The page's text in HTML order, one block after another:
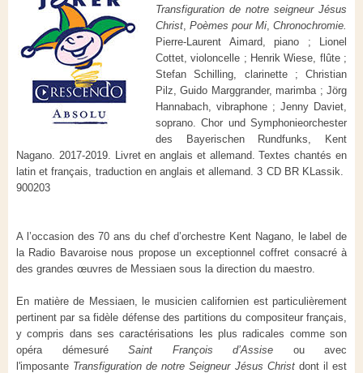
Transfiguration de notre seigneur Jésus
Christ Poèmes pour Mi Chronochromie.
Pierre-Laurent Aimard, piano ; Lionel
Cottet, violoncelle ; Henrik Wiese, flûte ;
Stefan Schilling, clarinette ; Christian
Pilz, Guido Marggrander, marimba ; Jörg
Hannabach, vibraphone ; Jenny Daviet,
soprano. Chor und Symphonieorchester
des Bayerischen Rundfunks, Kent
Nagano. 2017-2019. Livret en anglais et allemand. Textes chantés en
latin et français, traduction en anglais et allemand. 3 CD BR KLassik.
900203
A l’occasion des 70 ans du chef d’orchestre Kent Nagano, le label de
la Radio Bavaroise nous propose un exceptionnel coffret consacré à
des grandes œuvres de Messiaen sous la direction du maestro.
En matière de Messiaen, le musicien californien est particulièrement
pertinent par sa fidèle défense des partitions du compositeur français,
y compris dans ses caractérisations les plus radicales comme son
opéra démesuré Saint François d’Assise ou avec
l'imposante Transfiguration de notre Seigneur Jésus Christdont il est